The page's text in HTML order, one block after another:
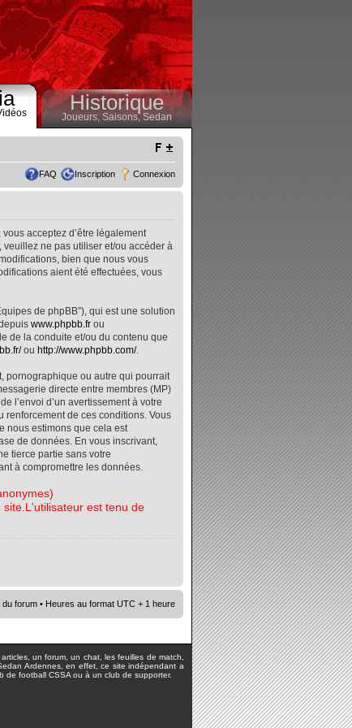
Historique
Joueurs, Saisons,Sedan
FAQ Inscription Connexion
vous acceptez d’être légalement
veuillez ne pas utiliser et/ou accéder à
bien que nous vous
aient été effectuées, vous
de phpBB”), qui est une solution
www.phpbb.fr ou
de la conduite et/ou du contenu que
ou http://www.phpbb.com/.
pornographique ou autre qui pourrait
directe entre membres (MP)
l’envoi d’un avertissement à votre
renforcement de ces conditions. Vous
nous estimons que cela est
de données. En vous inscrivant,
tierce partie sans votre
à compromettre les données.
est tenu de
du forum • Heures au format UTC + 1 heure
un forum, un chat, les feuilles de match,
Ardennes, en effet, ce site indépendant a
de football CSSA ou à un club de supporter.